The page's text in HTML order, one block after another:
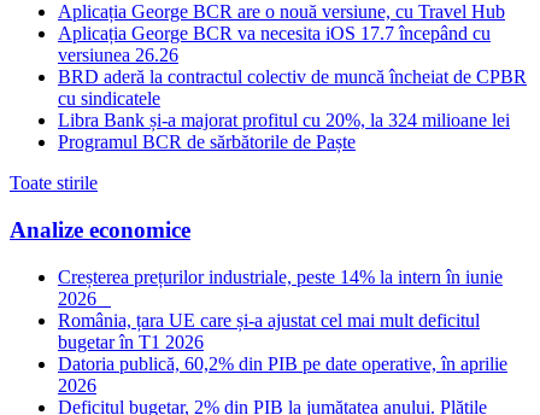
Aplicația George BCR are o nouă versiune, cu Travel Hub
Aplicația George BCR va necesita iOS 17.7 începând cu
versiunea 26.26
BRD aderă la contractul colectiv de muncă încheiat de CPBR
cu sindicatele
Libra Bank și-a majorat profitul cu 20%, la 324 milioane lei
Programul BCR de sărbătorile de Paște
Toate stirile
Analize economice
Creșterea prețurilor industriale, peste 14% la intern în iunie
2026
România, țara UE care și-a ajustat cel mai mult deficitul
bugetar în T1 2026
Datoria publică, 60,2% din PIB pe date operative, în aprilie
2026
Deficitul bugetar, 2% din PIB la jumătatea anului. Plățile